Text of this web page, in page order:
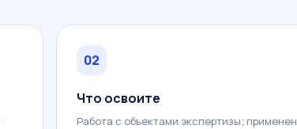
02
Что освоите
Работа с объектами экспертизы;